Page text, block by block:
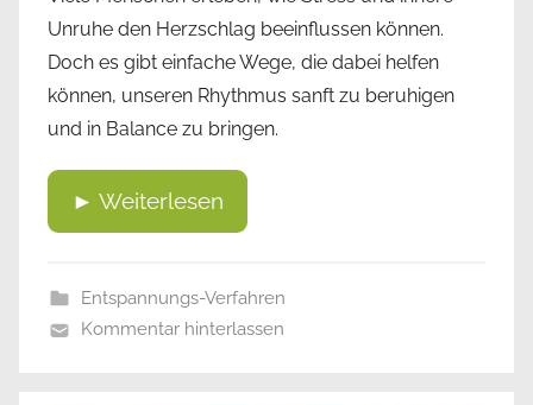
Unruhe den Herzschlag beeinflussen können.
Doch es gibt einfache Wege, die dabei helfen
können, unseren Rhythmus sanft zu beruhigen
und in Balance zu bringen.
► Weiterlesen
Entspannungs-Verfahren
Kommentar hinterlassen